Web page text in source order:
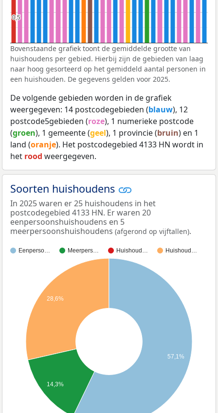
0,5
0,5
Bovenstaande grafiek toont de gemiddelde grootte van
huishoudens per gebied. Hierbij zijn de gebieden van laag
naar hoog gesorteerd op het gemiddeld aantal personen in
een huishouden. De gegevens gelden voor 2025.
De volgende gebieden worden in de grafiek
weergegeven: 14 postcodegebieden (blauw), 12
postcode5gebieden (roze), 1 numerieke postcode
(groen), 1 gemeente (geel), 1 provincie (bruin) en 1
land (oranje). Het postcodegebied 4133 HN wordt in
het rood weergegeven.
Soorten huishoudens
In 2025 waren er 25 huishoudens in het
postcodegebied 4133 HN. Er waren 20
eenpersoonshuishoudens en 5
meerpersoonshuishoudens (afgerond op vijftallen).
Eenperso… Meerpers… Huishoud… Huishoud…
28,6%
14,3%
57,1%